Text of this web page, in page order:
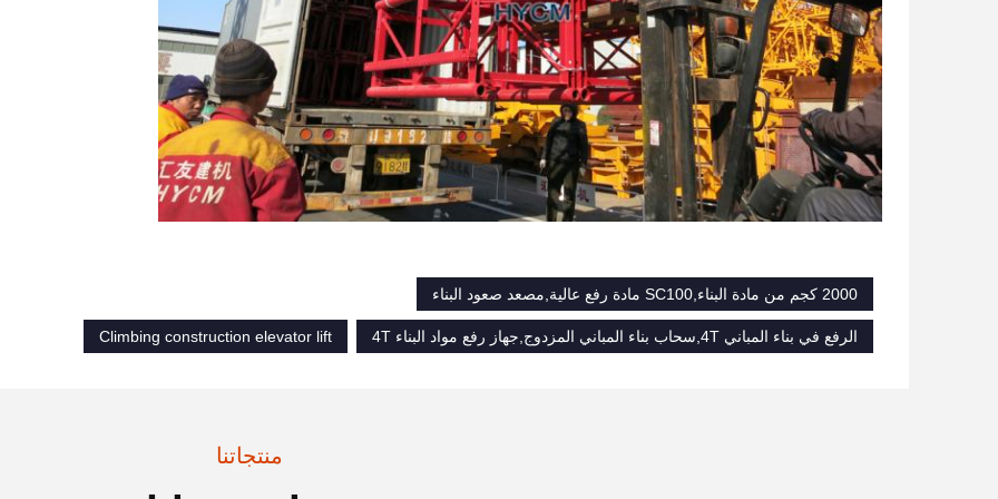
2000 كجم من مادة البناء,SC100 مادة رفع عالية,مصعد صعود البناء
الرفع في بناء المباني 4T,سحاب بناء المباني المزدوج,جهاز رفع مواد البناء 4T Climbing construction elevator lift
منتجاتنا